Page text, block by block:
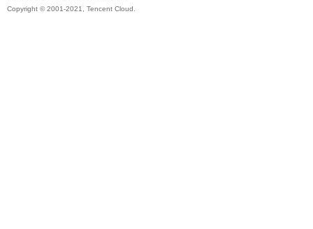
Copyright © 2001-2021, Tencent Cloud.